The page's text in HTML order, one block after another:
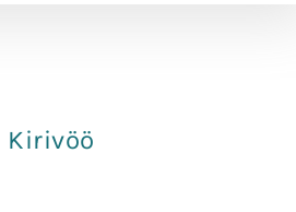
Kirivöö